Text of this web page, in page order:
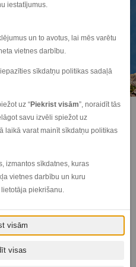
OCTA mēs noteikti iesakām
pret zādzību, avārijā izraisītiem
no salona un citiem riskiem.
apdrošināšanu”. Mūsu „Amserv
aprīkot ar papildu signalizāciju,
šādi aprīkot dārgākus automašīnu
iestatījumus.
un to avotus, lai mēs varētu
vietnes darbību.
sīkdatņu politikas sadaļā
uz “Piekrist visām”, noraidīt tās
savu izvēli spiežot uz
laikā varat mainīt sīkdatņu politikas
izmantos sīkdatnes, kuras
vietnes darbību un kuru
piekrišanu.
visām
visas